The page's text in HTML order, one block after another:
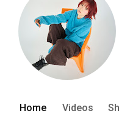
Home Videos